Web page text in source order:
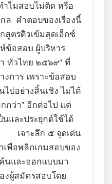
ำไมสอบไม่ติด หรือ
ล คำตอบของเรื่องนี้
สูตรติวเข้มสุดเอ็กซ์
ข้อสอบ ผู้บริหาร
ทั่วไทย ๒๕๖๙” ที่
งการ เพราะข้อสอบ
ปอย่างสิ้นเชิง ไม่ได้
กว่า” อีกต่อไป แต่
นและประยุกต์ใช้ได้
เจาะลึก ๕ จุดเด่น
พื่อพลิกเกมสอบของ
และออกแบบมา
งผู้สมัครสอบโดย